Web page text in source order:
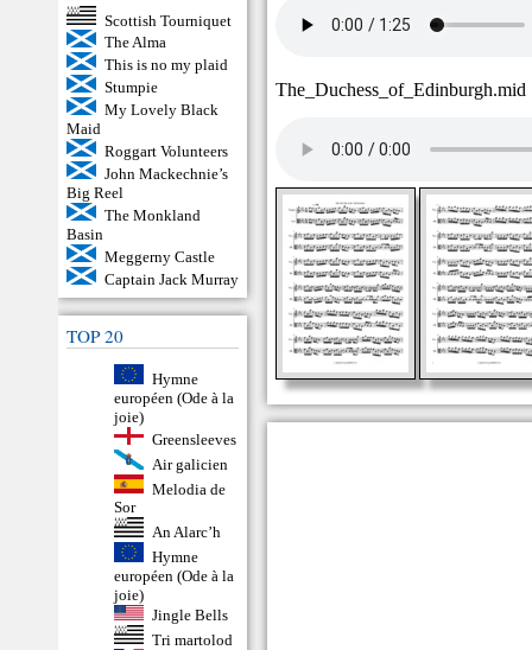
Scottish Tourniquet
The Alma
This is no my plaid
Stumpie
My Lovely Black
Maid
Roggart Volunteers
John Mackechnie’s
Big Reel
The Monkland
Basin
Meggerny Castle
Captain Jack Murray
TOP 20
Hymne
européen (Ode à la
joie)
Greensleeves
Air galicien
Melodia de
Sor
An Alarc’h
Hymne
européen (Ode à la
joie)
Jingle Bells
Tri martolod
The_Duchess_of_Edinburgh.mid